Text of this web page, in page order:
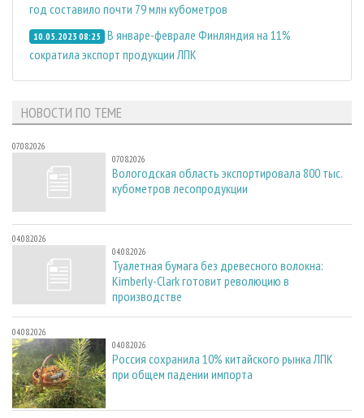
год составило почти 79 млн кубометров
10.05.2023 08:25 В январе-феврале Финляндия на 11%
сократила экспорт продукции ЛПК
НОВОСТИ ПО ТЕМЕ
07.08.2026
07.08.2026
Вологодская область экспортировала 800 тыс.
кубометров лесопродукции
04.08.2026
04.08.2026
Туалетная бумага без древесного волокна:
Kimberly-Clark готовит революцию в
производстве
04.08.2026
04.08.2026
Россия сохранила 10% китайского рынка ЛПК
при общем падении импорта